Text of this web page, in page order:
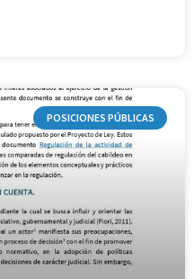
POSICIONES PÚBLICAS